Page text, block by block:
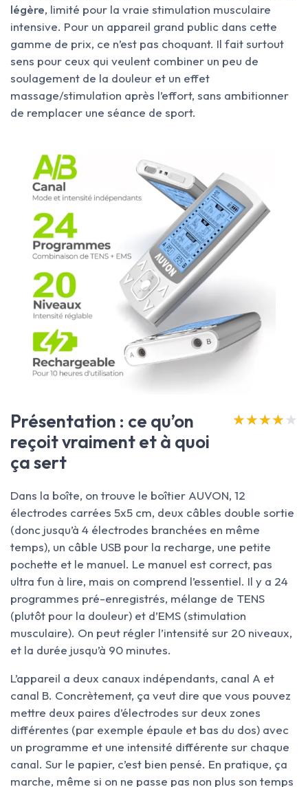
légère, limité pour la vraie stimulation musculaire
intensive. Pour un appareil grand public dans cette
gamme de prix, ce n’est pas choquant. Il fait surtout
sens pour ceux qui veulent combiner un peu de
soulagement de la douleur et un effet
massage/stimulation après l’effort, sans ambitionner
de remplacer une séance de sport.
Présentation : ce qu’on
reçoit vraiment et à quoi
ça sert
★★★★★
★★★★★
Dans la boîte, on trouve le boîtier AUVON, 12
électrodes carrées 5x5 cm, deux câbles double sortie
(donc jusqu’à 4 électrodes branchées en même
temps), un câble USB pour la recharge, une petite
pochette et le manuel. Le manuel est correct, pas
ultra fun à lire, mais on comprend l’essentiel. Il y a 24
programmes pré-enregistrés, mélange de TENS
(plutôt pour la douleur) et d’EMS (stimulation
musculaire). On peut régler l’intensité sur 20 niveaux,
et la durée jusqu’à 90 minutes.
L’appareil a deux canaux indépendants, canal A et
canal B. Concrètement, ça veut dire que vous pouvez
mettre deux paires d’électrodes sur deux zones
différentes (par exemple épaule et bas du dos) avec
un programme et une intensité différente sur chaque
canal. Sur le papier, c’est bien pensé. En pratique, ça
marche, même si on ne passe pas non plus son temps